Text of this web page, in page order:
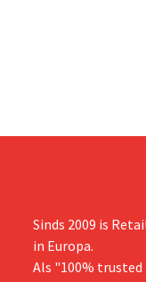
Sinds 2009 is
in Europa.
Als "100%